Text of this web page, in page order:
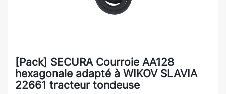
[Pack] SECURA Courroie AA128
hexagonale adapté à WIKOV SLAVIA
22661 tracteur tondeuse